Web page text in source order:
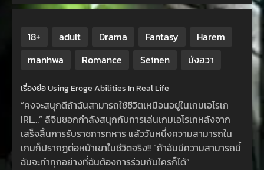
18+ adult Drama Fantasy
Harem
manhwa
Romance Seinen มังฮวา
เรื่องย่อ Using Eroge Abilities In Real Life
“คงจะสนุกดีถ้าฉันสามารถใช้ชีวิตเหมือนอยู่ในเกมเอโรเก
IRL…” ลีจินซอกกำลังสนุกกับการเล่นเกมเอโรเกหลังจาก
เสร็จสิ้นการรับราชการทหาร แล้ววันหนึ่งความสามารถใน
เกมก็ปรากฏต่อหน้าเขาในชีวิตจริง!! “ถ้าฉันมีความสามารถนี้
ฉันจะทำทุกอย่างที่ฉันต้องการร่วมกับใครก็ได้”